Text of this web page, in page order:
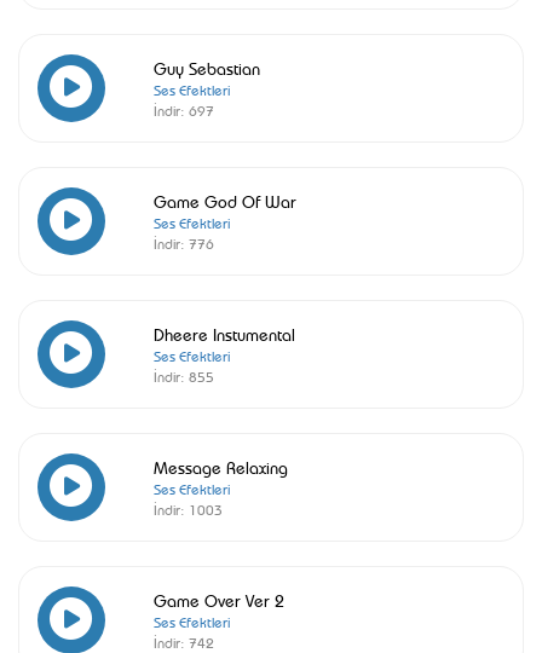
Guy Sebastian
Ses Efektleri
İndir: 697
Game God Of War
Ses Efektleri
İndir: 776
Dheere Instumental
Ses Efektleri
İndir: 855
Message Relaxing
Ses Efektleri
İndir: 1003
Game Over Ver 2
Ses Efektleri
İndir: 742